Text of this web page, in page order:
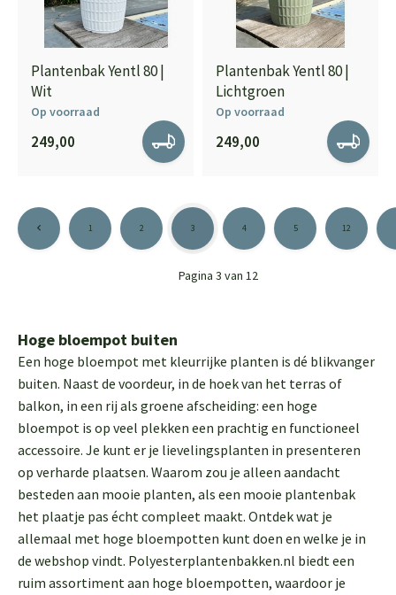
Plantenbak Yentl 80 |
Wit
Op voorraad
249,00
Plantenbak Yentl 80 |
Lichtgroen
Op voorraad
249,00
Pagina 3 van 12
1 2 3 4 5 12
Hoge bloempot buiten
Een hoge bloempot met kleurrijke planten is dé blikvanger
buiten. Naast de voordeur, in de hoek van het terras of
balkon, in een rij als groene afscheiding: een hoge
bloempot is op veel plekken een prachtig en functioneel
accessoire. Je kunt er je lievelingsplanten in presenteren
op verharde plaatsen. Waarom zou je alleen aandacht
besteden aan mooie planten, als een mooie plantenbak
het plaatje pas écht compleet maakt. Ontdek wat je
allemaal met hoge bloempotten kunt doen en welke je in
de webshop vindt. Polyesterplantenbakken.nl biedt een
ruim assortiment aan hoge bloempotten, waardoor je